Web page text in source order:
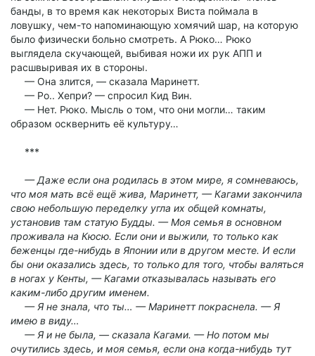
банды, в то время как некоторых Виста поймала в
ловушку, чем-то напоминающую хомячий шар, на которую
было физически больно смотреть. А Рюко… Рюко
выглядела скучающей, выбивая ножи их рук АПП и
расшвыривая их в стороны.
— Она злится, — сказала Маринетт.
— Ро.. Хепри? — спросил Кид Вин.
— Нет. Рюко. Мысль о том, что они могли… таким
образом осквернить её культуру…
***
— Даже если она родилась в этом мире, я сомневаюсь,
что моя мать всё ещё жива, Маринетт, — Кагами закончила
свою небольшую переделку угла их общей комнаты,
установив там статую Будды. — Моя семья в основном
проживала на Кюсю. Если они и выжили, то только как
беженцы где-нибудь в Японии или в другом месте. И если
бы они оказались здесь, то только для того, чтобы валяться
в ногах у Кенты, — Кагами отказывалась называть его
каким-либо другим именем.
— Я не знала, что ты… — Маринетт покраснела. — Я
имею в виду…
— Я и не была, — сказала Кагами. — Но потом мы
очутились здесь, и моя семья, если она когда-нибудь тут